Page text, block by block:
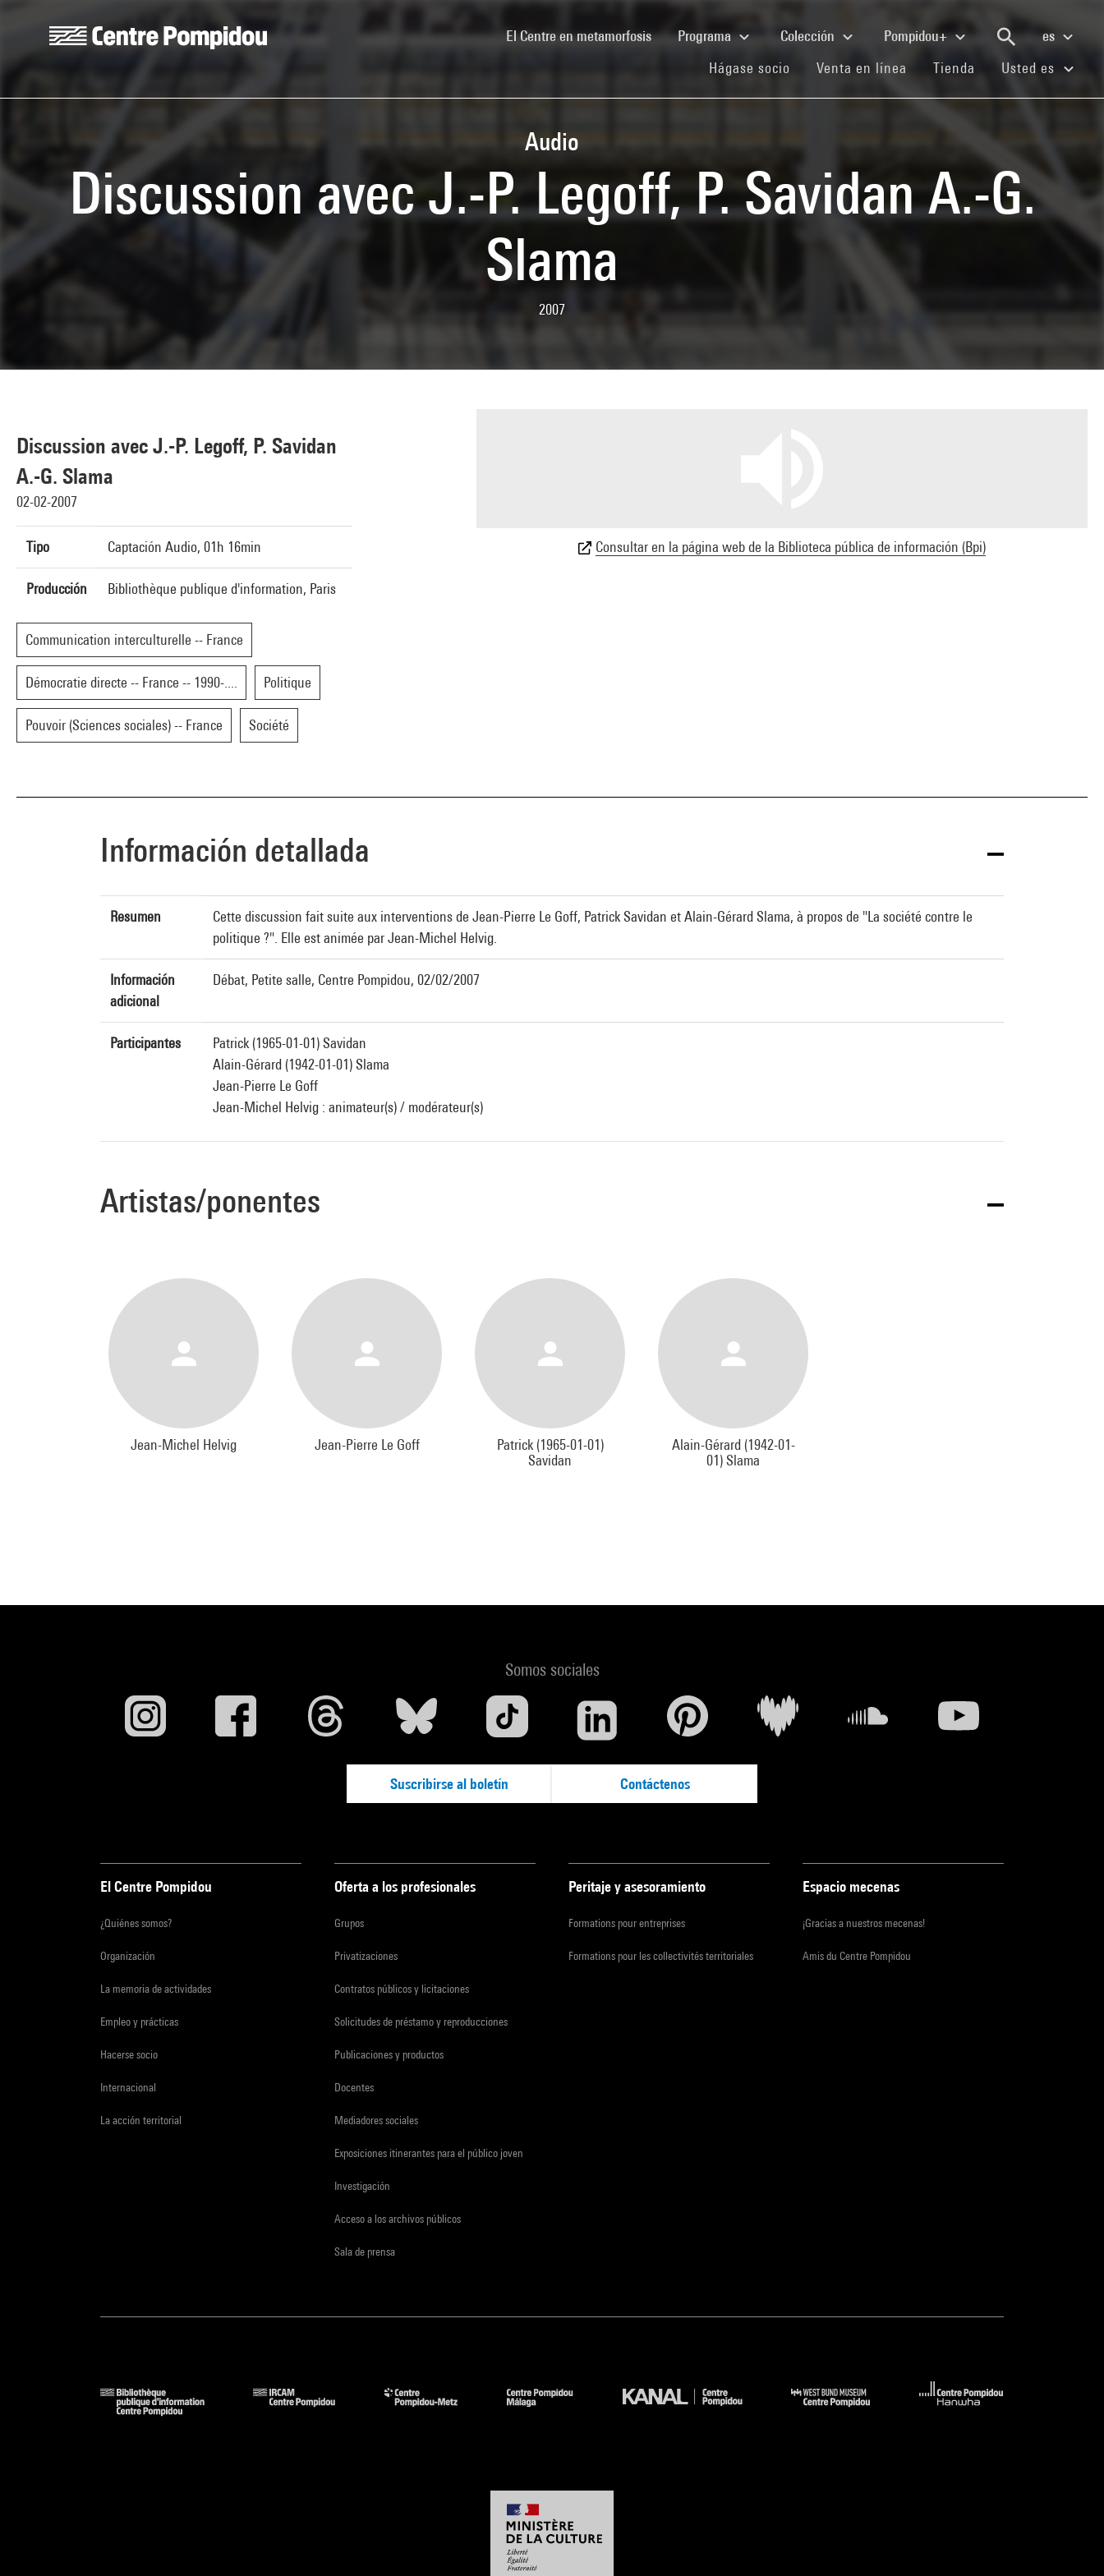
El Centre en metamorfosis(current)Programa Colección Pompidou+
es
Hágase socio (current)
Venta en línea (current)
Tienda (current)
Usted es
Audio
Discussion avec J.-P. Legoff, P. Savidan A.-G.
Slama
2007
Discussion avec J.-P. Legoff, P. Savidan
A.-G. Slama
02-02-2007
Tipo Captación Audio, 01h 16min
Producción Bibliothèque publique d'information, Paris
Communication interculturelle -- France
Démocratie directe -- France -- 1990-.... Politique
Pouvoir (Sciences sociales) -- France Société
Consultar en la página web de la Biblioteca pública de información (Bpi)
Información detallada
Resumen
Cette discussion fait suite aux interventions de Jean-Pierre Le Goff, Patrick Savidan et Alain-Gérard Slama, à propos de "La société contre le
politique ?". Elle est animée par Jean-Michel Helvig.
Información
adicional
Débat, Petite salle, Centre Pompidou, 02/02/2007
Participantes
Patrick (1965-01-01) Savidan
Alain-Gérard (1942-01-01) Slama
Jean-Pierre Le Goff
Jean-Michel Helvig : animateur(s) / modérateur(s)
Artistas/ponentes
Jean-Michel Helvig Jean-Pierre Le Goff
Patrick (1965-01-01)
Savidan
Alain-Gérard (1942-01-
01) Slama
Somos sociales
Suscribirse al boletín Contáctenos
El Centre Pompidou
¿Quiénes somos?
Organización
La memoria de actividades
Empleo y prácticas
Hacerse socio
Internacional
La acción territorial
Oferta a los profesionales
Grupos
Privatizaciones
Contratos públicos y licitaciones
Solicitudes de préstamo y reproducciones
Publicaciones y productos
Docentes
Mediadores sociales
Exposiciones itinerantes para el público joven
Investigación
Acceso a los archivos públicos
Sala de prensa
Peritaje y asesoramiento
Formations pour entreprises
Formations pour les collectivités territoriales
Espacio mecenas
¡Gracias a nuestros mecenas!
Amis du Centre Pompidou